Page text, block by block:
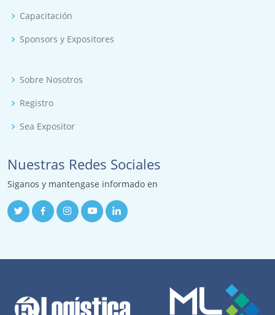
Capacitación
Sponsors y Expositores
Sobre Nosotros
Registro
Sea Expositor
Nuestras Redes Sociales
Siganos y mantengase informado en